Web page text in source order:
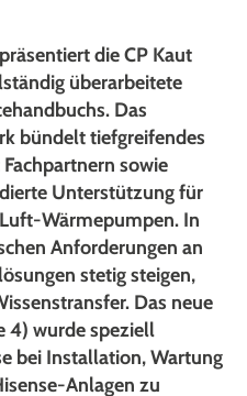
die CP Kaut
überarbeitete
Das
bündelt tiefgreifendes
sowie
Unterstützung für
Wärmepumpen. In
Anforderungen an
stetig steigen,
Das neue
4) wurde speziell
bei Installation, Wartung
Anlagen zu